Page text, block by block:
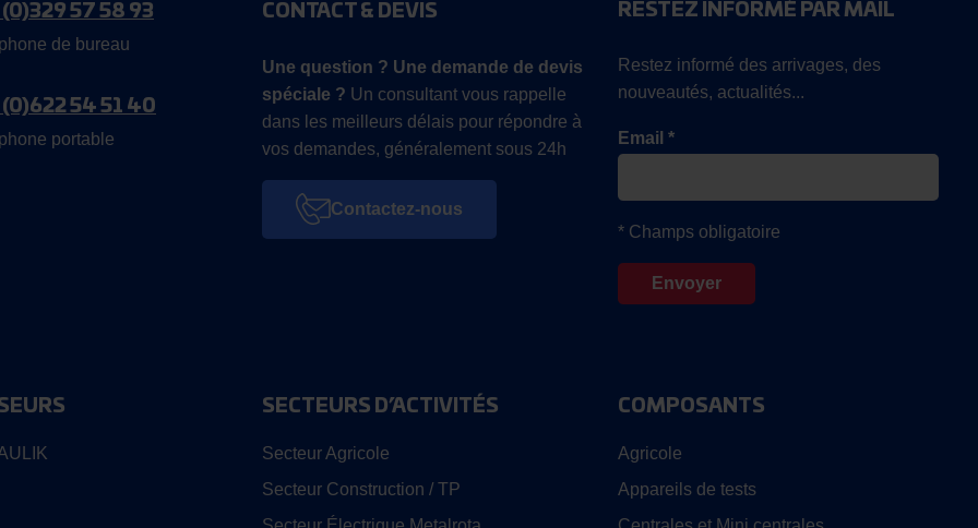
(0)329 57 58 93
de bureau
(0)622 54 51 40
portable
CONTACT & DEVIS
Une question ? Une demande de devis
spéciale ? Un consultant vous rappelle
dans les meilleurs délais pour répondre à
vos demandes, généralement sous 24h
Contactez-nous
RESTEZ INFORMÉ PAR MAIL
Restez informé des arrivages, des
nouveautés, actualités...
Email *
* Champs obligatoire
SECTEURS D’ACTIVITÉS
Secteur Agricole
Secteur Construction / TP
COMPOSANTS
Agricole
Appareils de tests